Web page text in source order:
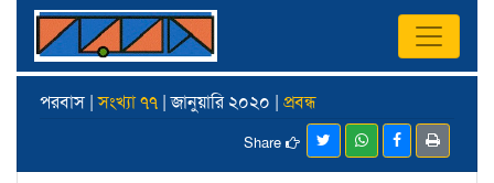
পরবাস |সংখ্যা ৭৭ | জানুয়ারি ২০২০ | প্রবন্ধ
Share